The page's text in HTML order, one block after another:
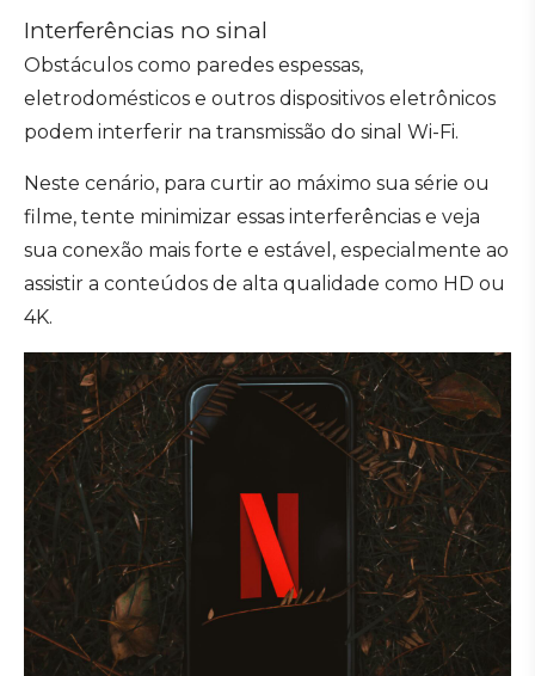
Interferências no sinal
Obstáculos como paredes espessas,
eletrodomésticos e outros dispositivos eletrônicos
podem interferir na transmissão do sinal Wi-Fi.
Neste cenário, para curtir ao máximo sua série ou
filme, tente minimizar essas interferências e veja
sua conexão mais forte e estável, especialmente ao
assistir a conteúdos de alta qualidade como HD ou
4K.